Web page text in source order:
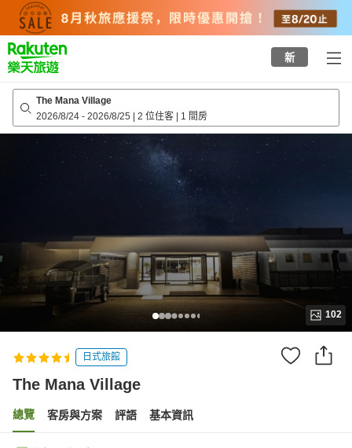
top
page
新
The Mana Village
2026/8/24 - 2026/8/25 | 2 位住客 | 1 間房
102
日式旅館
The Mana Village
總覽 客房與方案 評語 基本資訊